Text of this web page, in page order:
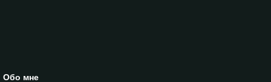
Обо мне